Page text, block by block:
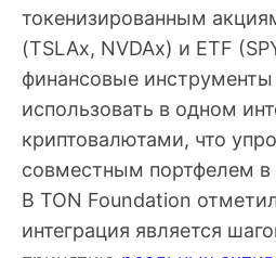
токенизированным
(TSLAx, NVDAx) и ETF
финансовые
использовать в одном
криптовалютами, что
совместным портфелем
В TON Foundation
интеграция является